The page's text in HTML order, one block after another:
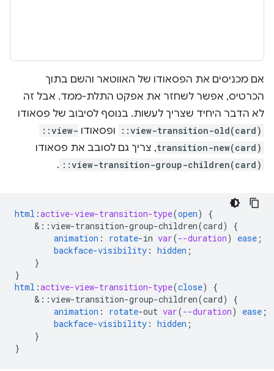
אם מכניסים את הפסאודו של האווטאר והשם בתוך
הכרטיס, אפשר לשחזר את אפקט התלת-ממד. אבל זה
לא הדבר היחיד שצריך לעשות. בנוסף לסיבוב של פסאודו
::view-transition-old(card) ופסאודו ::view-
transition-new(card), צריך גם לסובב את פסאודו
::view-transition-group-children(card)
.
html :active-view-transition-type(open)
{
& ::view-transition-group-children(card)
{
animation : rotate-in var(--duration) ease ;
backface-visibility : hidden ;
}
}
html :active-view-transition-type(close)
{
& ::view-transition-group-children(card)
{
animation : rotate-out var(--duration) ease ;
backface-visibility : hidden ;
}
}